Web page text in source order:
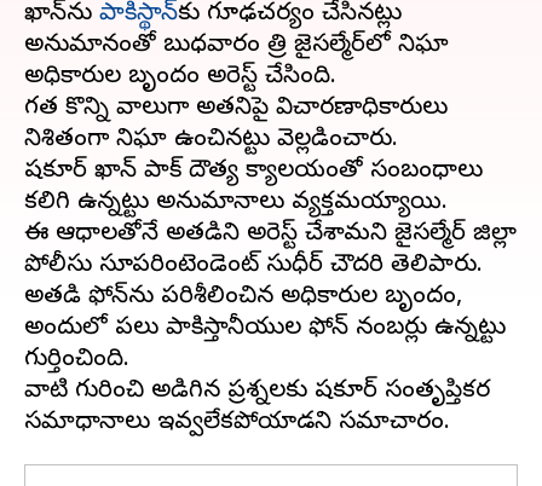
ఖాన్‌ను పాకిస్థాన్‌కు గూఢచర్యం చేసినట్లు
అనుమానంతో బుధవారం రాత్రి జైసల్మేర్‌లో నిఘా
అధికారుల బృందం అరెస్ట్ చేసింది.
గత కొన్ని వారాలుగా అతనిపై విచారణాధికారులు
నిశితంగా నిఘా ఉంచినట్టు వెల్లడించారు.
షకూర్ ఖాన్‌ పాక్ దౌత్య కార్యాలయంతో సంబంధాలు
కలిగి ఉన్నట్టు అనుమానాలు వ్యక్తమయ్యాయి.
ఈ ఆధారాలతోనే అతడిని అరెస్ట్ చేశామని జైసల్మేర్‌ జిల్లా
పోలీసు సూపరింటెండెంట్ సుధీర్ చౌదరి తెలిపారు.
అతడి ఫోన్‌ను పరిశీలించిన అధికారుల బృందం,
అందులో పలు పాకిస్తానీయుల ఫోన్ నంబర్లు ఉన్నట్టు
గుర్తించింది.
వాటి గురించి అడిగిన ప్రశ్నలకు షకూర్ సంతృప్తికర